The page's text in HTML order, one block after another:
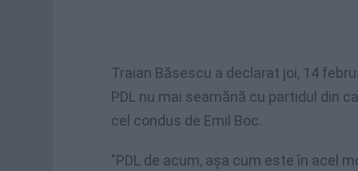
Traian Băsescu a declarat joi, 14
PDL nu mai seamănă cu partidul din
cel condus de Emil Boc.
"PDL de acum, aşa cum este în acel